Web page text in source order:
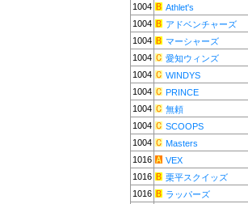
1004
Athlet's
1004
アドベンチャーズ
1004
マーシャーズ
1004
愛知ウィンズ
1004
WINDYS
1004
PRINCE
1004
無頼
1004
SCOOPS
1004
Masters
1016
VEX
1016
栗平スクイッズ
1016
ラッパーズ